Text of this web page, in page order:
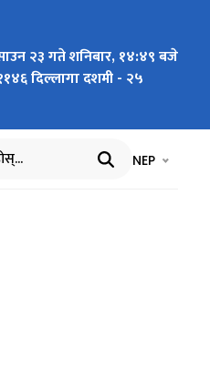
२३ गते शनिबार, १४:४९ बजे
दिल्लागा दशमी - २५
भाषा चयन
NEP